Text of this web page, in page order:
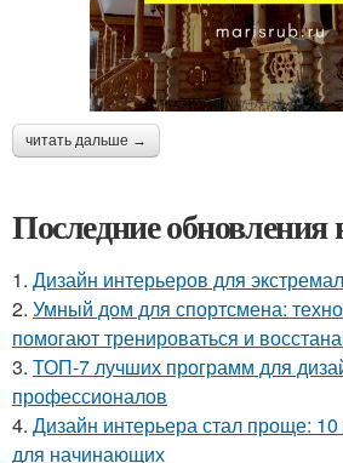
читать дальше →
Последние обновления
1. Дизайн интерьеров для
2. Умный дом для спортсмена:
помогают тренироваться и
3. ТОП-7 лучших программ для
профессионалов
4. Дизайн интерьера стал проще: 10
для начинающих